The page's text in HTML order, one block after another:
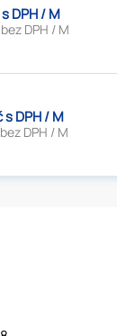
DPH / M
DPH / M
s DPH / M
DPH / M